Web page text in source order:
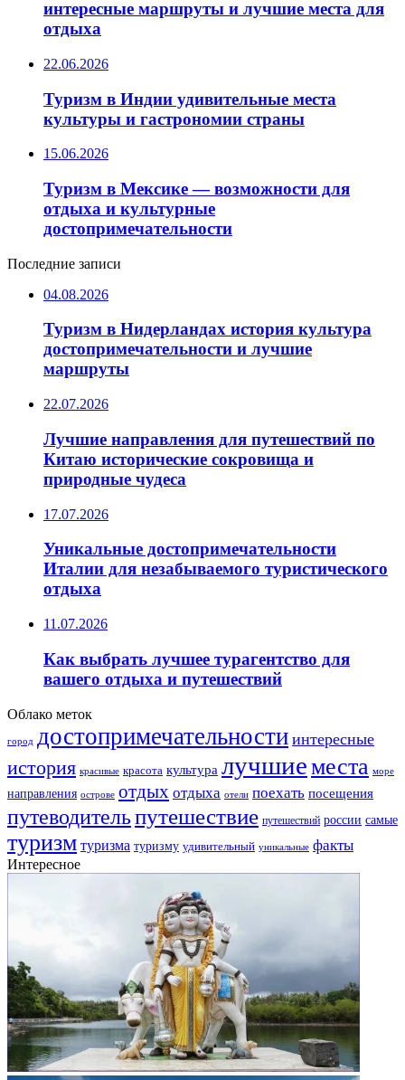
интересные маршруты и лучшие места для
отдыха
22.06.2026
Туризм в Индии удивительные места
культуры и гастрономии страны
15.06.2026
Туризм в Мексике — возможности для
отдыха и культурные
достопримечательности
Последние записи
04.08.2026
Туризм в Нидерландах история культура
достопримечательности и лучшие
маршруты
22.07.2026
Лучшие направления для путешествий по
Китаю исторические сокровища и
природные чудеса
17.07.2026
Уникальные достопримечательности
Италии для незабываемого туристического
отдыха
11.07.2026
Как выбрать лучшее турагентство для
вашего отдыха и путешествий
Облако меток
город достопримечательности интересные
история красивые красота культура лучшиеместа море
направления острове отдых отдыха отели поехать посещения
путеводительпутешествие путешествий россии самые
туризм туризма туризму удивительный уникальные факты
Интересное